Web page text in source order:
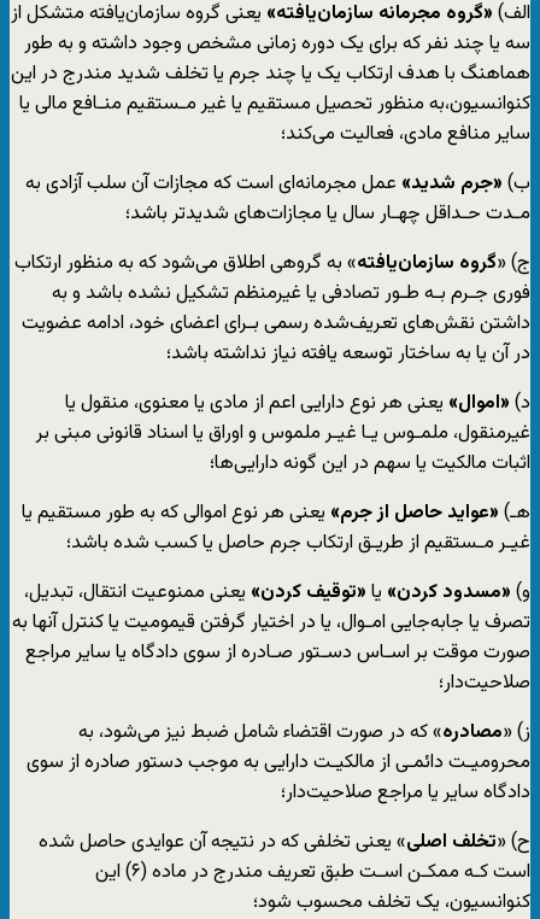
الف) «گروه مجرمانه سازمان‌یافته» یعنی گروه سازمان‌یافته متشکل از
سه یا چند نفر که برای یک دوره زمانی مشخص وجود داشته و به طور
هماهنگ با هدف ارتکاب یک یا چند جرم یا تخلف شدید مندرج در این
کنوانسیون،به منظور تحصیل مستقیم یا غیر مـستقیم منـافع مالی یا
سایر منافع مادی، فعالیت می‌کند؛
ب) «جرم شدید» عمل مجرمانه‌ای است که مجازات آن سلب آزادی به
مـدت حـداقل چهـار سال یا مجازات‌های شدیدتر باشد؛
ج) «گروه سازمان‌یافته» به گروهی اطلاق می‌شود که به منظور ارتکاب
فوری جـرم بـه طـور تصادفی یا غیرمنظم تشکیل نشده باشد و به
داشتن نقش‌های تعریف‌شده رسمی بـرای اعضای خود، ادامه عضویت
در آن یا به ساختار توسعه یافته نیاز نداشته باشد؛
د) «اموال» یعنی هر نوع دارایی اعم از مادی یا معنوی، منقول یا
غیرمنقول، ملمـوس یـا غیـر ملموس و اوراق یا اسناد قانونی مبنی بر
اثبات مالکیت یا سهم در این گونه دارایی‌ها؛
هـ) «عواید حاصل از جرم» یعنی هر نوع اموالی که به طور مستقیم یا
غیـر مـستقیم از طریـق ارتکاب جرم حاصل یا کسب شده باشد؛
و) «مسدود کردن» یا «توقیف کردن» یعنی ممنوعیت انتقال، تبدیل،
تصرف یا جابه‌جایی امـوال، یا در اختیار گرفتن قیمومیت یا کنترل آنها به
صورت موقت بر اسـاس دسـتور صـادره از سوی دادگاه یا سایر مراجع
صلاحیت‌دار؛
ز) «مصادره» که در صورت اقتضاء شامل ضبط نیز می‌شود، به
محرومیـت دائمـی از مالکیـت دارایی به موجب دستور صادره از سوی
دادگاه سایر یا مراجع صلاحیت‌دار؛
ح) «تخلف اصلی» یعنی تخلفی که در نتیجه آن عوایدی حاصل شده
است کـه ممکـن اسـت طبق تعریف مندرج در ماده (۶) این
کنوانسیون، یک تخلف محسوب شود؛